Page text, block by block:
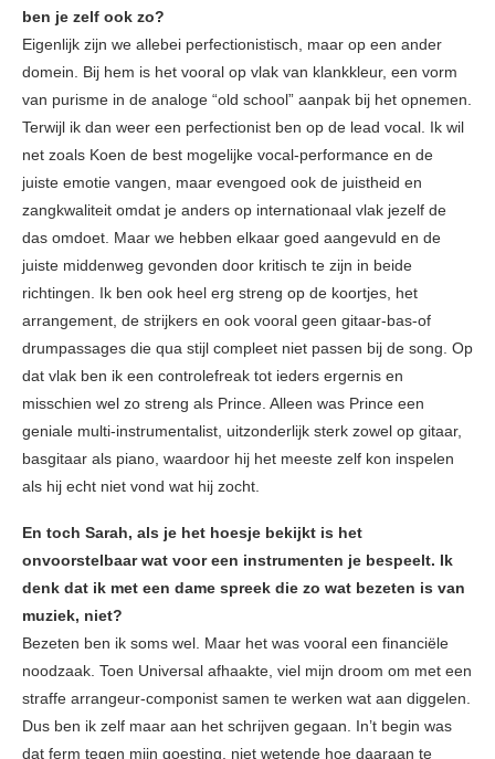
ben je zelf ook zo?
Eigenlijk zijn we allebei perfectionistisch, maar op een ander
domein. Bij hem is het vooral op vlak van klankkleur, een vorm
van purisme in de analoge “old school” aanpak bij het opnemen.
Terwijl ik dan weer een perfectionist ben op de lead vocal. Ik wil
net zoals Koen de best mogelijke vocal-performance en de
juiste emotie vangen, maar evengoed ook de juistheid en
zangkwaliteit omdat je anders op internationaal vlak jezelf de
das omdoet. Maar we hebben elkaar goed aangevuld en de
juiste middenweg gevonden door kritisch te zijn in beide
richtingen. Ik ben ook heel erg streng op de koortjes, het
arrangement, de strijkers en ook vooral geen gitaar-bas-of
drumpassages die qua stijl compleet niet passen bij de song. Op
dat vlak ben ik een controlefreak tot ieders ergernis en
misschien wel zo streng als Prince. Alleen was Prince een
geniale multi-instrumentalist, uitzonderlijk sterk zowel op gitaar,
basgitaar als piano, waardoor hij het meeste zelf kon inspelen
als hij echt niet vond wat hij zocht.
En toch Sarah, als je het hoesje bekijkt is het
onvoorstelbaar wat voor een instrumenten je bespeelt. Ik
denk dat ik met een dame spreek die zo wat bezeten is van
muziek, niet?
Bezeten ben ik soms wel. Maar het was vooral een financiële
noodzaak. Toen Universal afhaakte, viel mijn droom om met een
straffe arrangeur-componist samen te werken wat aan diggelen.
Dus ben ik zelf maar aan het schrijven gegaan. In’t begin was
dat ferm tegen mijn goesting, niet wetende hoe daaraan te